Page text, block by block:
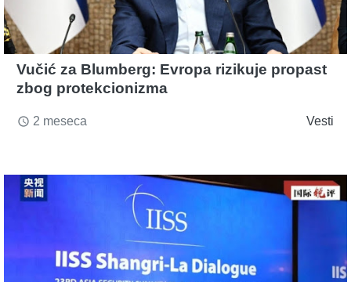
Vučić za Blumberg: Evropa rizikuje propast
zbog protekcionizma
access_time 2 meseca Vesti